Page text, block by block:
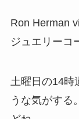
Ron Herman
ジュエリーコ
土曜日の14時
うな気がする